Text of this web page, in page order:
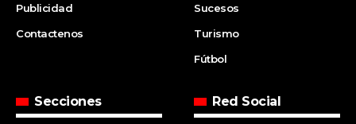
Publicidad
Contactenos
Sucesos
Turismo
Fútbol
Secciones Red Social